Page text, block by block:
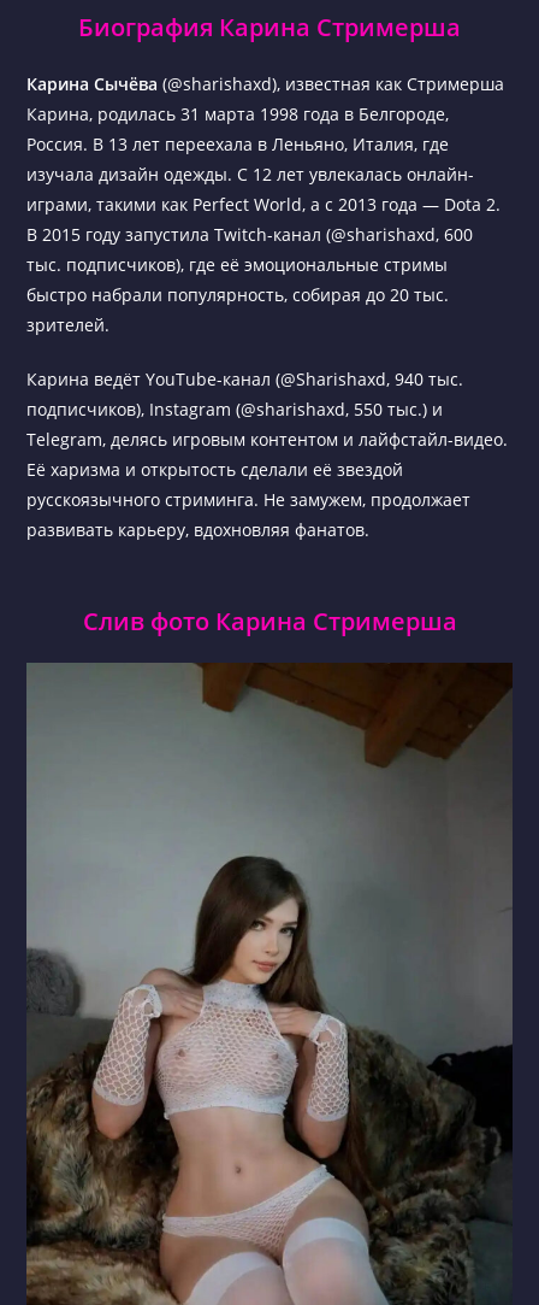
Биография Карина Стримерша
Карина Сычёва (@sharishaxd), известная как Стримерша
Карина, родилась 31 марта 1998 года в Белгороде,
Россия. В 13 лет переехала в Леньяно, Италия, где
изучала дизайн одежды. С 12 лет увлекалась онлайн-
играми, такими как Perfect World, а с 2013 года — Dota 2.
В 2015 году запустила Twitch-канал (@sharishaxd, 600
тыс. подписчиков), где её эмоциональные стримы
быстро набрали популярность, собирая до 20 тыс.
зрителей.
Карина ведёт YouTube-канал (@Sharishaxd, 940 тыс.
подписчиков), Instagram (@sharishaxd, 550 тыс.) и
Telegram, делясь игровым контентом и лайфстайл-видео.
Её харизма и открытость сделали её звездой
русскоязычного стриминга. Не замужем, продолжает
развивать карьеру, вдохновляя фанатов.
Слив фото Карина Стримерша